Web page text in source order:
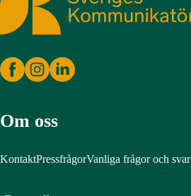
Om oss
KontaktPressfrågorVanliga frågor och svar